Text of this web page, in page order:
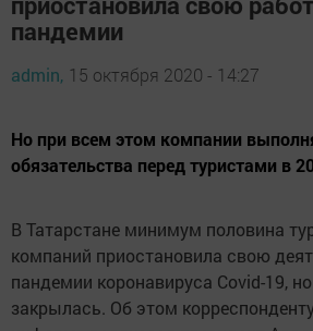
пандемии
admin, 15 октября 2020 - 14:27
Но при всем этом компании
обязательства перед туристами в
В Татарстане минимум половина
компаний приостановила свою
пандемии коронавируса Covid-19,
закрылась. Об этом